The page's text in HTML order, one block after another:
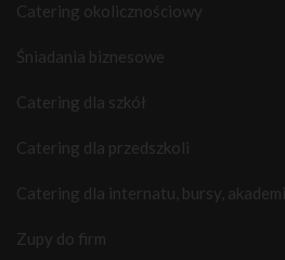
Catering okolicznościowy
Śniadania biznesowe
Catering dla szkół
Catering dla przedszkoli
Catering dla internatu, bursy,
Zupy do firm